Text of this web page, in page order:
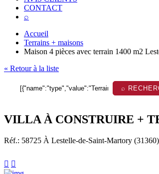
CONTACT
⌕
Accueil
Terrains + maisons
Maison 4 pièces avec terrain 1400 m2
« Retour à la liste
⌕
VILLA À CONSTRUIRE +
Réf.: 58725 À Lestelle-de-Saint-Martory
 